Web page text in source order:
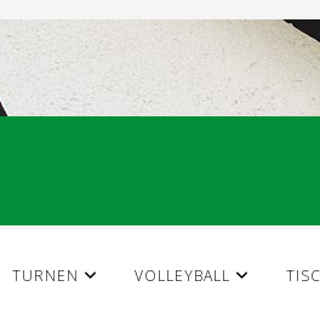
TURNEN VOLLEYBALL